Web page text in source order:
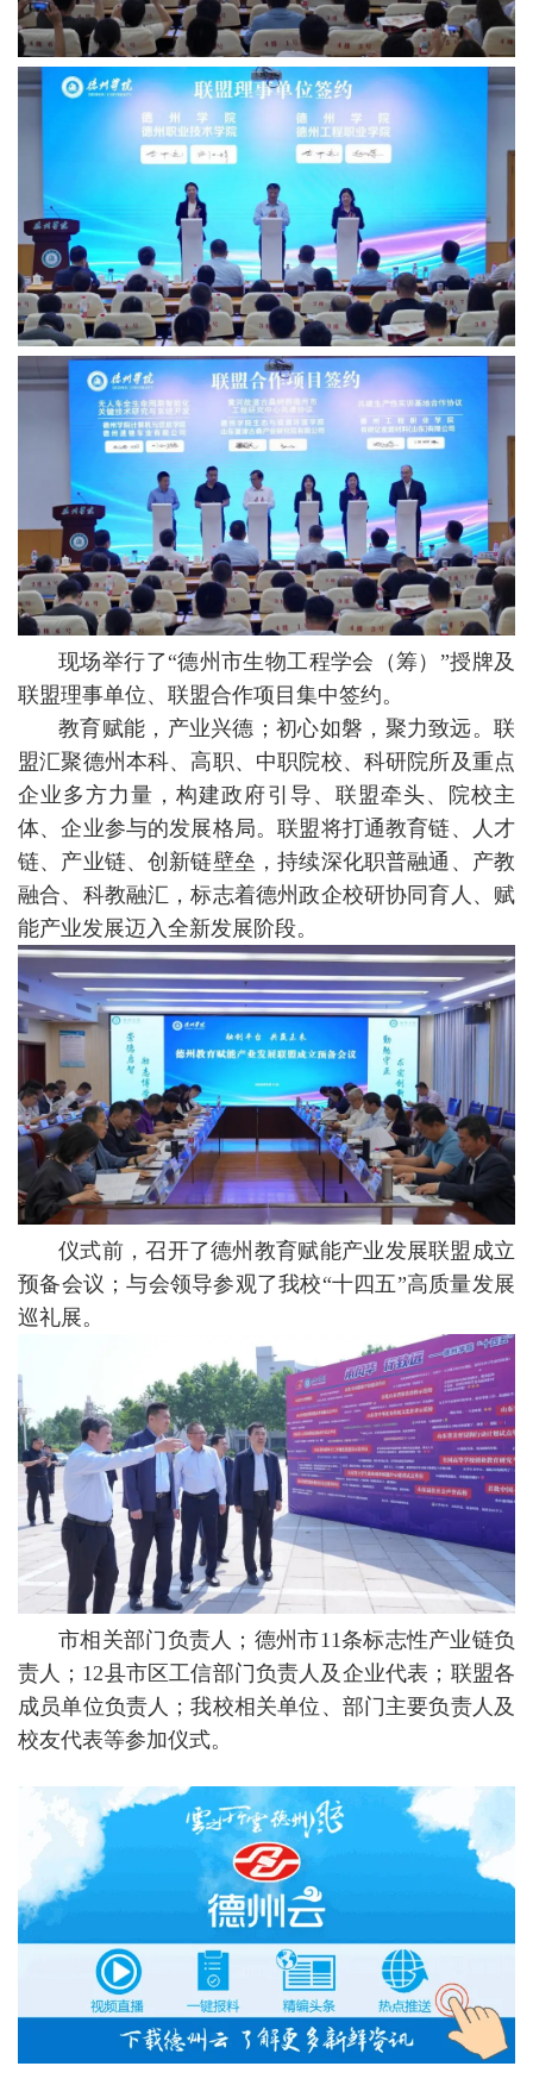
现场举行了“德州市生物工程学会（筹）”授牌及
联盟理事单位、联盟合作项目集中签约。
教育赋能，产业兴德；初心如磐，聚力致远。联
盟汇聚德州本科、高职、中职院校、科研院所及重点
企业多方力量，构建政府引导、联盟牵头、院校主
体、企业参与的发展格局。联盟将打通教育链、人才
链、产业链、创新链壁垒，持续深化职普融通、产教
融合、科教融汇，标志着德州政企校研协同育人、赋
能产业发展迈入全新发展阶段。
仪式前，召开了德州教育赋能产业发展联盟成立
预备会议；与会领导参观了我校“十四五”高质量发展
巡礼展。
市相关部门负责人；德州市11条标志性产业链负
责人；12县市区工信部门负责人及企业代表；联盟各
成员单位负责人；我校相关单位、部门主要负责人及
校友代表等参加仪式。